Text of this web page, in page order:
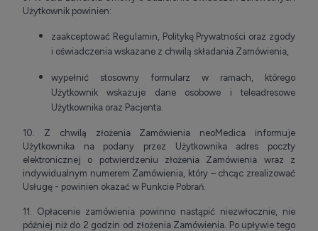
Użytkownik powinien:
zaakceptować Regulamin, Politykę Prywatności oraz zgody
i oświadczenia wskazane z chwilą składania Zamówienia,
wypełnić stosowny formularz w ramach, którego
Użytkownik wskazuje dane osobowe i teleadresowe
Użytkownika oraz Pacjenta.
10. Z chwilą złożenia Zamówienia neoMedica informuje
Użytkownika na podany przez Użytkownika adres poczty
elektronicznej o potwierdzeniu złożenia Zamówienia wraz z
indywidualnym numerem Zamówienia, który – chcąc zrealizować
Usługę - powinien okazać w Punkcie Pobrań.
11. Opłacenie zamówienia powinno nastąpić niezwłocznie, nie
później niż do 2 godzin od złożenia Zamówienia. Po upływie tego